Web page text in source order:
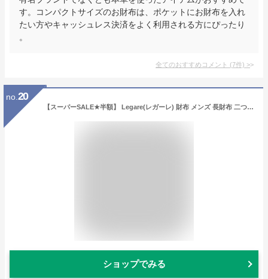
す。コンパクトサイズのお財布は、ポケットにお財布を入れ
たい方やキャッシュレス決済をよく利用される方にぴったり
。
全てのおすすめコメント (7件) >
no. 20
【スーパーSALE★半額】 Legare(レガーレ) 財布 メンズ 長財布 二つ折り 本革 革 カーボンレザー レザー ブランド 小銭入れ付き コインケース L字ファスナー 二つ折り財布 2つ折り レディース 化粧箱付き ギフト
ショップでみる